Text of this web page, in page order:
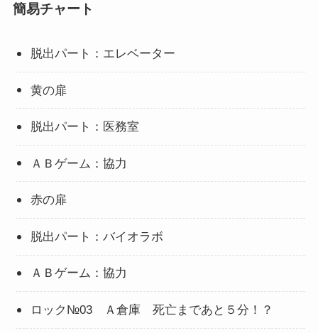
簡易チャート
脱出パート：エレベーター
黄の扉
脱出パート：医務室
ＡＢゲーム：協力
赤の扉
脱出パート：バイオラボ
ＡＢゲーム：協力
ロック№03 Ａ倉庫 死亡まであと５分！？